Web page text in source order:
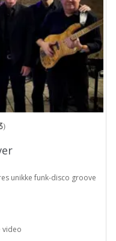
unikke funk-disco groove
video